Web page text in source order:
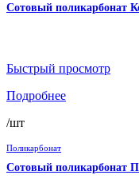
Сотовый поликарбонат
Быстрый просмотр
Подробнее
/шт
Поликарбонат
Сотовый поликарбонат